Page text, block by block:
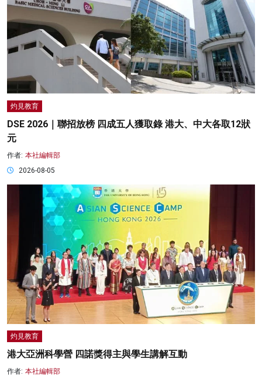
灼見教育
DSE 2026｜聯招放榜 四成五人獲取錄 港大、中大各取12狀
元
作者: 本社編輯部
2026-08-05
灼見教育
港大亞洲科學營 四諾獎得主與學生講解互動
作者: 本社編輯部